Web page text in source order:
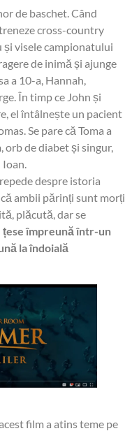
de baschet. Când
cross-country
și visele campionatului
de inimă și ajunge
a 10-a, Hannah,
În timp ce John și
el întâlnește un pacient
Se pare că Toma a
orb de diabet și singur,
Ioan.
despre istoria
ambii părinți sunt morți
plăcută, dar se
țese împreună într-un
la îndoială
film a atins teme pe